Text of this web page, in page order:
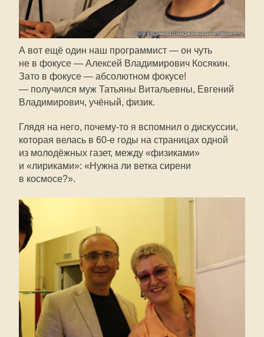
А вот ещё один наш программист — он чуть
не в фокусе — Алексей Владимирович Косякин.
Зато в фокусе — абсолютном фокусе!
— получился муж Татьяны Витальевны, Евгений
Владимирович, учёный, физик.
Глядя на него, почему-то я вспомнил о дискуссии,
которая велась в 60-е годы на страницах одной
из молодёжных газет, между «физиками»
и «лириками»: «Нужна ли ветка сирени
в космосе?».